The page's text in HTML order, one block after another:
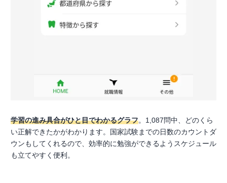
学習の進み具合がひと目でわかるグラフ。1,087問中、どのくら
い正解できたかがわかります。国家試験までの日数のカウントダ
ウンもしてくれるので、効率的に勉強ができるようスケジュール
も立てやすく便利。